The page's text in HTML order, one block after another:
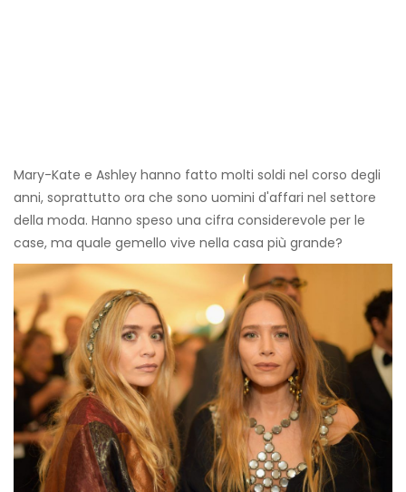
Mary-Kate e Ashley hanno fatto molti soldi nel corso degli
anni, soprattutto ora che sono uomini d'affari nel settore
della moda. Hanno speso una cifra considerevole per le
case, ma quale gemello vive nella casa più grande?